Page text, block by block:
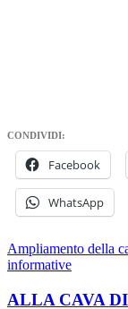
CONDIVIDI:
Facebook
WhatsApp
Ampliamento della
informative
ALLA CAVA